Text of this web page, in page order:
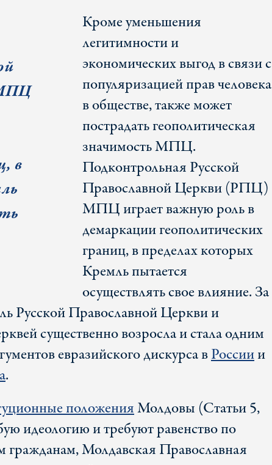
в
Кроме уменьшения
легитимности и
экономических выгод в связи с
популяризацией прав человека
в обществе, также может
пострадать геополитическая
значимость МПЦ.
Подконтрольная Русской
Православной Церкви (РПЦ)
МПЦ играет важную роль в
демаркации геополитических
границ, в пределах которых
Кремль пытается
осуществлять свое влияние. За
Русской Православной Церкви и
существенно возросла и стала одним
евразийского дискурса вРоссиии
.
положенияМолдовы (Статьи 5,
идеологию и требуют равенство по
гражданам, Молдавская Православная